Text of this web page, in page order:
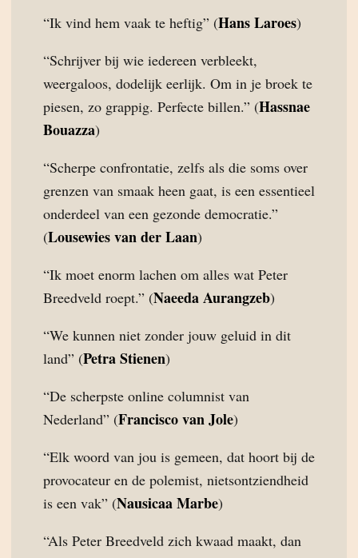
“Ik vind hem vaak te heftig” (Hans Laroes)
“Schrijver bij wie iedereen verbleekt,
weergaloos, dodelijk eerlijk. Om in je broek te
piesen, zo grappig. Perfecte billen.” (Hassnae
Bouazza)
“Scherpe confrontatie, zelfs als die soms over
grenzen van smaak heen gaat, is een essentieel
onderdeel van een gezonde democratie.”
(Lousewies van der Laan)
“Ik moet enorm lachen om alles wat Peter
Breedveld roept.” (Naeeda Aurangzeb)
“We kunnen niet zonder jouw geluid in dit
land” (Petra Stienen)
“De scherpste online columnist van
Nederland” (Francisco van Jole)
“Elk woord van jou is gemeen, dat hoort bij de
provocateur en de polemist, nietsontziendheid
is een vak” (Nausicaa Marbe)
“Als Peter Breedveld zich kwaad maakt, dan